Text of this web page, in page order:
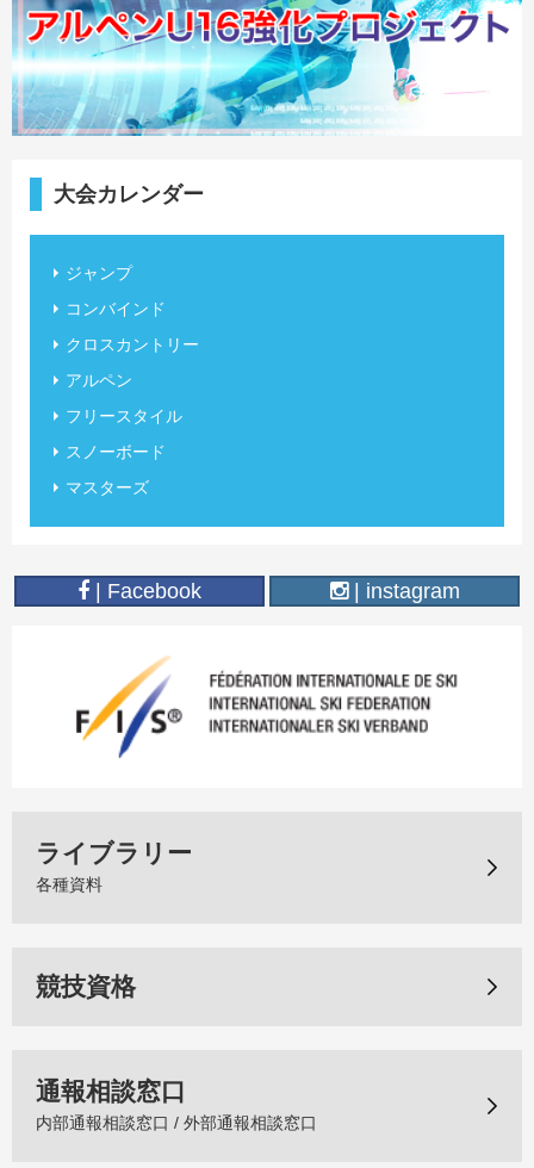
大会カレンダー
ジャンプ
コンバインド
クロスカントリー
アルペン
フリースタイル
スノーボード
マスターズ
| Facebook | instagram
ライブラリー
各種資料
競技資格
通報相談窓口
内部通報相談窓口 / 外部通報相談窓口